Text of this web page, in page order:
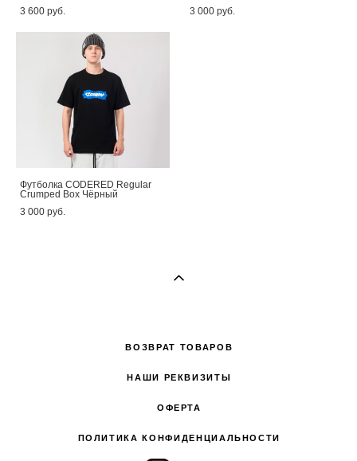
3 600 pуб.
3 000 pуб.
Футболка CODERED Regular
Crumped Box Чёрный
3 000 pуб.
ВОЗВРАТ ТОВАРОВ
НАШИ РЕКВИЗИТЫ
ОФЕРТА
ПОЛИТИКА КОНФИДЕНЦИАЛЬНОСТИ